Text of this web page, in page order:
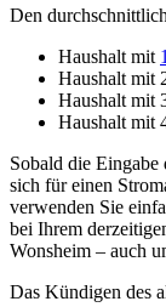
Den
Haushalt mit
Haushalt mit
Haushalt mit
Haushalt mit
Sobald die
sich für einen
verwenden Sie
bei Ihrem
Wonsheim – auch
Das Kündigen des